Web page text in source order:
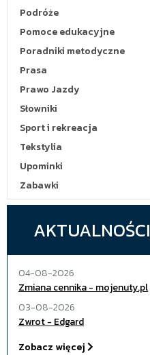
Podróże
Pomoce edukacyjne
Poradniki metodyczne
Prasa
Prawo Jazdy
Słowniki
Sport i rekreacja
Tekstylia
Upominki
Zabawki
AKTUALNOŚCI
04-08-2026
Zmiana cennika - mojenuty.pl
03-08-2026
Zwrot - Edgard
Zobacz więcej